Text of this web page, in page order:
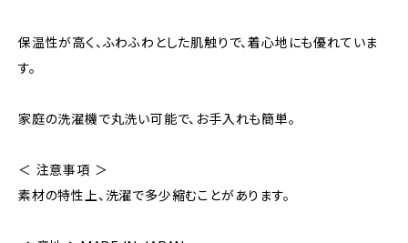
保温性が高く、ふわふわとした肌触りで、着心地にも優れていま
す。
家庭の洗濯機で丸洗い可能で、お手入れも簡単。
＜ 注意事項 ＞
素材の特性上、洗濯で多少縮むことがあります。